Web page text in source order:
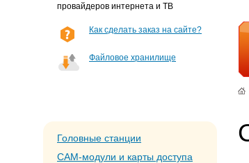
провайдеров интернета и ТВ
Как сделать заказ на сайте?
Файловое хранилище
Головные станции
CAM-модули и карты доступа